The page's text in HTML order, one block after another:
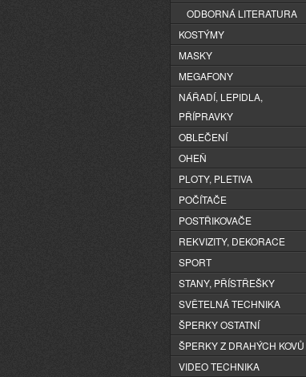
ODBORNÁ LITERATURA
KOSTÝMY
MASKY
MEGAFONY
NÁŘADÍ, LEPIDLA,
PŘÍPRAVKY
OBLEČENÍ
OHEŇ
PLOTY, PLETIVA
POČÍTAČE
POSTŘIKOVAČE
REKVIZITY, DEKORACE
SPORT
STANY, PŘÍSTŘEŠKY
SVĚTELNÁ TECHNIKA
ŠPERKY OSTATNÍ
ŠPERKY Z DRAHÝCH KOVŮ
VIDEO TECHNIKA